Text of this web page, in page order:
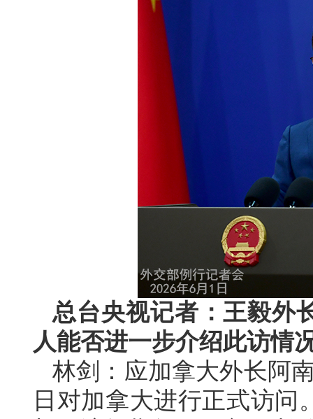
总台央视记者：王毅外
人能否进一步介绍此访情
林剑：应加拿大外长阿
日对加拿大进行正式访问